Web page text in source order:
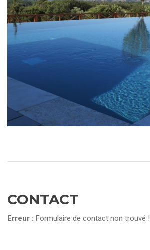
CONTACT
Erreur : Formulaire de contact non trouvé !